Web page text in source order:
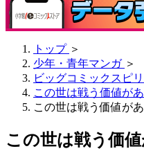
トップ ＞
少年・青年マンガ ＞
ビッグコミックスピ
この世は戦う価値があ
この世は戦う価値が
この世は戦う価